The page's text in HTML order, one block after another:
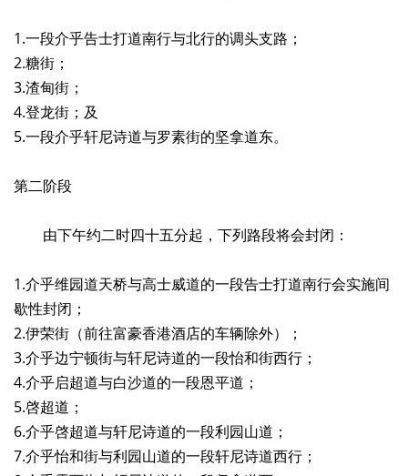
1.一段介乎告士打道南行与北行的调头支路；
2.糖街；
3.渣甸街；
4.登龙街；及
5.一段介乎轩尼诗道与罗素街的坚拿道东。
第二阶段
由下午约二时四十五分起，下列路段将会封闭：
1.介乎维园道天桥与高士威道的一段告士打道南行会实施间
歇性封闭；
2.伊荣街（前往富豪香港酒店的车辆除外）；
3.介乎边宁顿街与轩尼诗道的一段怡和街西行；
4.介乎启超道与白沙道的一段恩平道；
5.啓超道；
6.介乎啓超道与轩尼诗道的一段利园山道；
7.介乎怡和街与利园山道的一段轩尼诗道西行；